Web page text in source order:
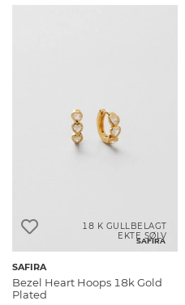
SAFIRA
18 K GULLBELAGT
EKTE SØLV
SAFIRA
Bezel Heart Hoops 18k Gold
Plated